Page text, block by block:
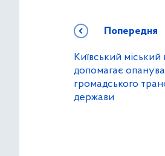
Попередня
Київський міський
допомагає
громадського
держави